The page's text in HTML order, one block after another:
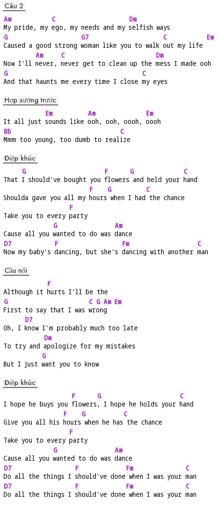
Câu 2
Am
My pride, my
C
ego, my needs and my
Dm
selfish ways
G
Caused a good strong
G7
woman like you to walk
C
out my life
Em
Now I'll
Am
never,
C
never get to clean up the
Dm
mess I made ooh
G
And that haunts me every time I close
C
my eyes
Hợp xướng trước
It all just
Em
sounds like
Am
ooh, ooh, oooh,
Em
oooh
Bb
Mmm too young, too dumb to real
C
ize
Điệp khúc
That
G
I should've bought you
F
flowers
G
and held your
C
hand
Shoulda gave you all my
F
hours
G
when I had
C
the chance
Take you to every
F
party
Cause all you
G
wanted to do was
Am
dance
D7
Now my baby's
F
dancing, but she's
Fm
dancing with another
C
man
Cầu nối
Although it
F
hurts I'll be the
G
First to say that I was
C
wr
G
on
Am
g
Em
Oh, I
D7
know I'm probably much too late
To try and
Dm
apologize for my mistakes
But I just
G
want you to know
Điệp khúc
I hope he buys you
F
flowers
G
, I hope he holds your
C
hand
Give you all his
F
hours
G
when he has
C
the chance
Take you to every
F
party
Cause all you
G
wanted to do was
Am
dance
D7
Do all the things I
F
should've done
Fm
when I was your
C
man
D7
Do all the things I
F
should've done
Fm
when I was your
C
man